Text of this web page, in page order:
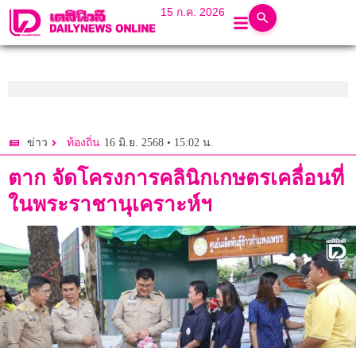
15 ก.ค. 2026
ข่าว ท้องถิ่น 16 มิ.ย. 2568 • 15:02 น.
ตาก จัดโครงการคลินิกเกษตรเคลื่อนที่
ในพระราชานุเคราะห์ฯ